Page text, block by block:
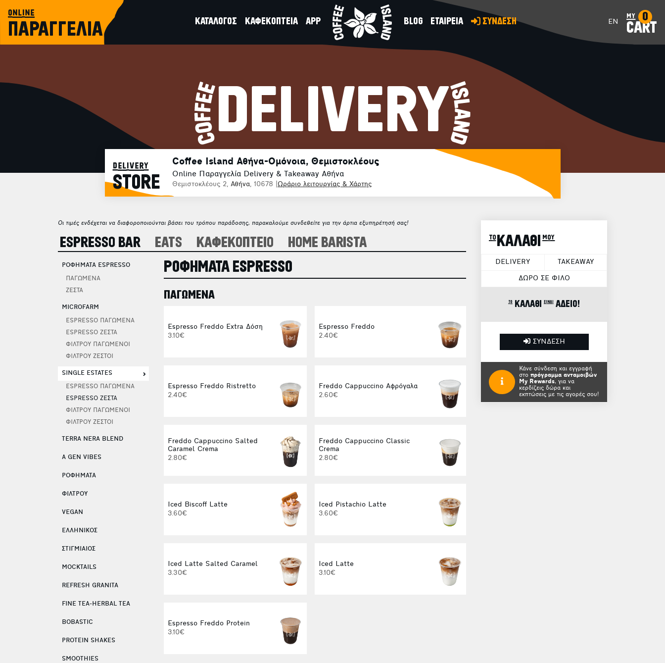
online
ΠΑΡΑΓΓΕΛΙΑ ΚΑΤΑΛΟΓΟΣ ΚΑΦΕΚΟΠΤΕΙΑ APP BLOG ΕΤΑΙΡΕΙΑ ΣΥΝΔΕΣΗ EN my
CART
0
DELIVERY
delivery
STORE
Coffee Island Αθήνα-Ομόνοια, Θεμιστοκλέους
Online Παραγγελία Delivery & Takeaway Αθήνα
Θεμιστοκλέους 2, Αθήνα, 10678 Ωράριο λειτουργίας & Χάρτης
Οι τιμές ενδέχεται να διαφοροποιούνται βάσει του τρόπου παράδοσης, παρακαλούμε συνδεθείτε για την άρτια εξυπηρέτησή σας!
ESPRESSO BAR EATS ΚΑΦΕΚΟΠΤΕΙΟ HOME BARISTA
ΡΟΦΗΜΑΤΑ ESPRESSO
ΠΑΓΩΜΕΝΑ
ΖΕΣΤΑ
MICROFARM
ESPRESSO ΠΑΓΩΜΕΝΑ
ESPRESSO ΖΕΣΤΑ
ΦΙΛΤΡΟΥ ΠΑΓΩΜΕΝΟΙ
ΦΙΛΤΡΟΥ ΖΕΣΤΟΙ
SINGLE ESTATES
ESPRESSO ΠΑΓΩΜΕΝΑ
ESPRESSO ΖΕΣΤΑ
ΦΙΛΤΡΟΥ ΠΑΓΩΜΕΝΟΙ
ΦΙΛΤΡΟΥ ΖΕΣΤΟΙ
TERRA NERA BLEND
A GEN VIBES
ΡΟΦΗΜΑΤΑ
ΦΙΛΤΡΟΥ
VEGAN
ΕΛΛΗΝΙΚΟΣ
ΣΤΙΓΜΙΑΙΟΣ
MOCKTAILS
REFRESH GRANITA
FINE TEA-HERBAL TEA
BOBASTIC
PROTEIN SHAKES
SMOOTHIES
ΡΟΦΗΜΑΤΑ ESPRESSO
ΠΑΓΩΜΕΝΑ
Espresso Freddo Extra Δόση
3.10€
Espresso Freddo
2.40€
Espresso Freddo Ristretto
2.40€
Freddo Cappuccino Αφρόγαλα
2.60€
Freddo Cappuccino Salted
Caramel Crema
2.80€
Freddo Cappuccino Classic
Crema
2.80€
Iced Biscoff Latte
3.60€
Iced Pistachio Latte
3.60€
Iced Latte Salted Caramel
3.30€
Iced Latte
3.10€
Espresso Freddo Protein
3.10€
το ΚΑΛΑΘΙ μου
DELIVERY TAKEAWAY
ΔΩΡΟ ΣΕ ΦΙΛΟ
το ΚΑΛΑΘΙ είναι ΑΔΕΙΟ!
ΣΥΝΔΕΣΗ
Κάνε σύνδεση και εγγραφή
στο πρόγραμμα ανταμοιβών
My Rewards, για να
κερδίζεις δώρα και
εκπτώσεις με τις αγορές σου!